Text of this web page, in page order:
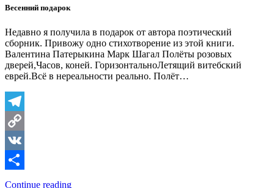
Весенний подарок
Недавно я получила в подарок от автора поэтический
сборник. Привожу одно стихотворение из этой книги.
Валентина Патерыкина Марк Шагал Полёты розовых
дверей,Часов, коней. ГоризонтальноЛетящий витебский
еврей.Всё в нереальности реально. Полёт…
Telegram
Copy
Link
VK
Отправить
Continue reading